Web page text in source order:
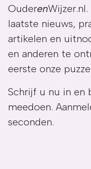
Ouderen
laatste nieuws,
artikelen en
en anderen te
eerste onze
Schrijf u nu in en
meedoen.
seconden.